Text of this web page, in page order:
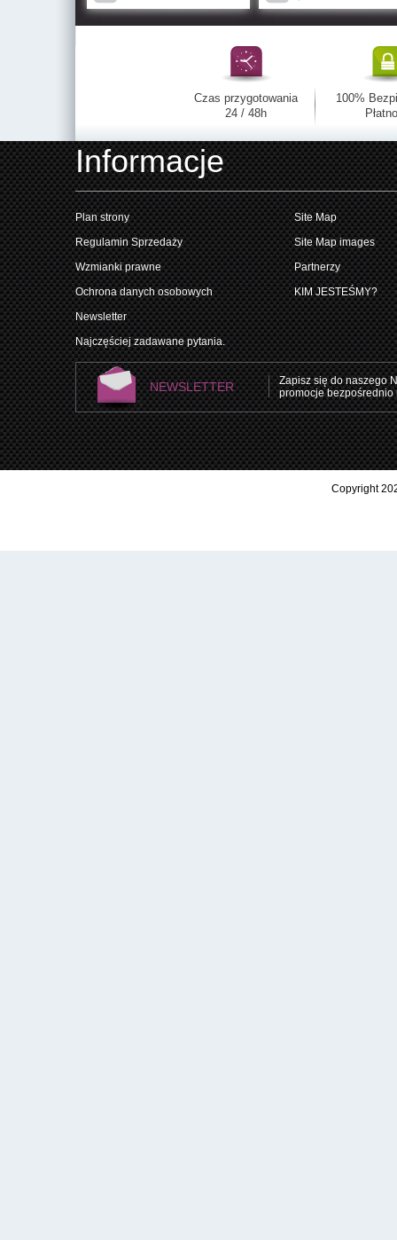
Czas przygotowania
24 / 48h
100%
Informacje
Plan strony
Regulamin Sprzedaży
Wzmianki prawne
Ochrona danych osobowych
Newsletter
Najczęściej zadawane pytania.
Site Map
Site Map images
Partnerzy
KIM JESTEŚMY?
NEWSLETTER
Zapisz się do naszego
promocje bezpośrednio
Copyright